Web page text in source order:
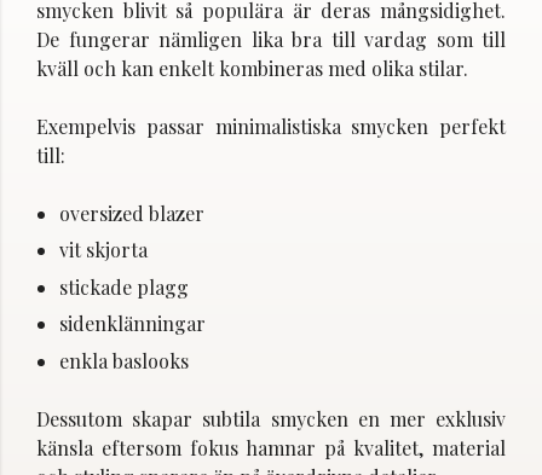
smycken blivit så populära är deras mångsidighet.
De fungerar nämligen lika bra till vardag som till
kväll och kan enkelt kombineras med olika stilar.
Exempelvis passar minimalistiska smycken perfekt
till:
oversized blazer
vit skjorta
stickade plagg
sidenklänningar
enkla baslooks
Dessutom skapar subtila smycken en mer exklusiv
känsla eftersom fokus hamnar på kvalitet, material